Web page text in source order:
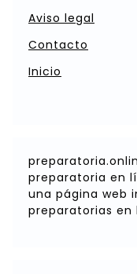
Aviso legal
Contacto
Inicio
preparatoria en
una página web
preparatorias en